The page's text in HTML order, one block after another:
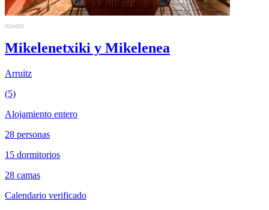
Mikelenetxiki y Mikelenea
Arruitz
(5)
Alojamiento entero
28 personas
15 dormitorios
28 camas
Calendario verificado